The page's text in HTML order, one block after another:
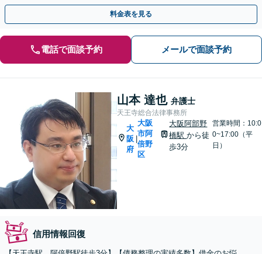
て直しをサポート【電話・WEB面談可能】
料金表を見る
電話で面談予約 メールで面談予約
山本 達也 弁護士
天王寺総合法律事務所
大
阪
府
大阪
市阿
倍野
区
大阪阿部野
橋駅から徒
歩3分
営業時間：10:0
0~17:00（平
日）
信用情報回復